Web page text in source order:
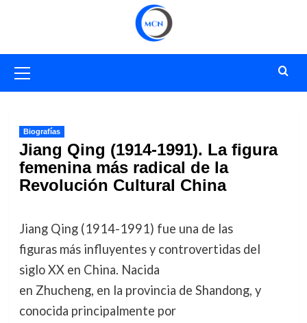
primario
Biografías
Jiang Qing (1914-1991). La figura
femenina más radical de la
Revolución Cultural China
Jiang Qing (1914-1991) fue una de las
figuras más influyentes y controvertidas del
siglo XX en China. Nacida
en Zhucheng, en la provincia de Shandong, y
conocida principalmente por